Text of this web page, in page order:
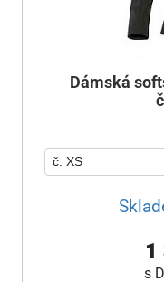
Dámská
1
s